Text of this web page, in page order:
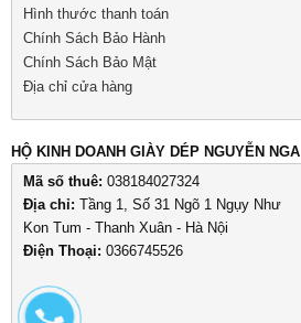
Hình thước thanh toán
Chính Sách Bảo Hành
Chính Sách Bảo Mật
Địa chỉ cửa hàng
HỘ KINH DOANH GIÀY DÉP NGUYỄN NGA
Mã số thuê: 038184027324
Địa chỉ: Tầng 1, Số 31 Ngõ 1 Ngụy Như
Kon Tum - Thanh Xuân - Hà Nội
Điện Thoại: 0366745526